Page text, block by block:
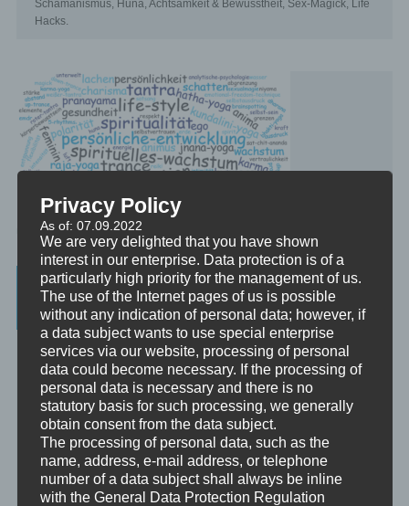
Schamanismus, Huna, Achtsamkeit & Bewusstheit, Sex-Magick, Life
Hacks.
Beratung, Mentoring, Supervision und
Ausbildung
Beratung
Beratung ist das individuelle Aufarbeiten verschiedenster
Problemstellungen durch Interaktion zwischen einer unabhängigen
Person und einem Klienten.
Mentoring
Mentoring ist das individualisierte Weitergeben von Wissen und
Erfahrungen durch Interaktion zwischen einer erfahrenen Person
und einem Klienten.
Privacy Policy
As of: 07.09.2022
We are very delighted that you have shown
interest in our enterprise. Data protection is of a
particularly high priority for the management of us.
The use of the Internet pages of us is possible
without any indication of personal data; however, if
a data subject wants to use special enterprise
services via our website, processing of personal
data could become necessary. If the processing of
personal data is necessary and there is no
statutory basis for such processing, we generally
obtain consent from the data subject.
The processing of personal data, such as the
name, address, e-mail address, or telephone
number of a data subject shall always be inline
with the General Data Protection Regulation